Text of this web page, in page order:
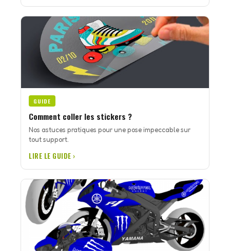
GUIDE
Comment coller les stickers ?
Nos astuces pratiques pour une pose impeccable sur
tout support.
LIRE LE GUIDE ›